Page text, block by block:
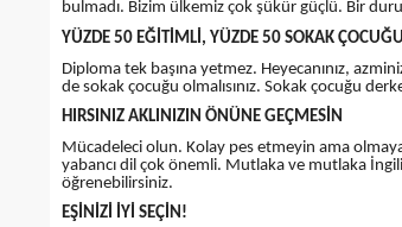
bulmadı. Bizim ülkemiz çok şükür güçlü. Bir
YÜZDE 50 EĞİTİMLİ, YÜZDE 50 SOKAK
Diploma tek başına yetmez. Heyecanınız,
de sokak çocuğu olmalısınız. Sokak çocuğu
HIRSINIZ AKLINIZIN ÖNÜNE GEÇMESİN
Mücadeleci olun. Kolay pes etmeyin ama
yabancı dil çok önemli. Mutlaka ve mutlaka
öğrenebilirsiniz.
EŞİNİZİ İYİ SEÇİN!